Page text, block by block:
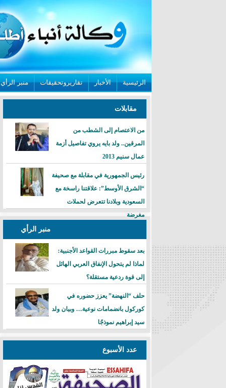
الرئيسية الأخبار تقاريروتحقيقات منبر الرأي
مقابلات
من الاعتصام إلى الشطب من
المرقين.. ولد بايه يروي تفاصيل أزمة
عمال سنيم 2013
رئيس الجمهورية في مقابلة مع صحيفة
“الشرق الأوسط”: علاقتنا راسخة مع
السعودية وبلادنا تتعرض لحملات
مغرضة
منبر الرأي
بعد سقوط مبررات القواعد الأجنبية:
لماذا لم يتحول الإنفاق العربي الهائل
إلى قوة ردعية مستقلة؟
حلف “النهضة” يعزز حضوره في
كوركول بانضمامات نوعية… وبيان ولد
سيد إبراهيم نموذجًا
عدد الأسبوع